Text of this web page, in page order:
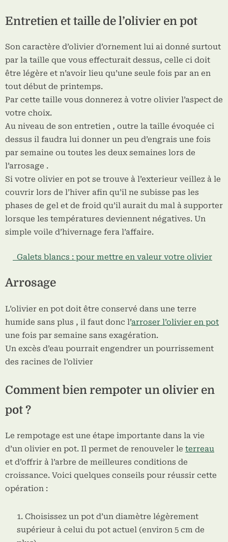
Entretien et taille de l’olivier en pot
Son caractère d’olivier d’ornement lui ai donné surtout
par la taille que vous effecturait dessus, celle ci doit
être légère et n’avoir lieu qu’une seule fois par an en
tout début de printemps.
Par cette taille vous donnerez à votre olivier l’aspect de
votre choix.
Au niveau de son entretien , outre la taille évoquée ci
dessus il faudra lui donner un peu d’engrais une fois
par semaine ou toutes les deux semaines lors de
l’arrosage .
Si votre olivier en pot se trouve à l’exterieur veillez à le
couvrir lors de l’hiver afin qu’il ne subisse pas les
phases de gel et de froid qu’il aurait du mal à supporter
lorsque les températures deviennent négatives. Un
simple voile d’hivernage fera l’affaire.
Galets blancs : pour mettre en valeur votre olivier
Arrosage
L’olivier en pot doit être conservé dans une terre
humide sans plus , il faut donc l’arroser l’olivier en pot
une fois par semaine sans exagération.
Un excès d’eau pourrait engendrer un pourrissement
des racines de l’olivier
Comment bien rempoter un olivier en
pot ?
Le rempotage est une étape importante dans la vie
d’un olivier en pot. Il permet de renouveler le terreau
et d’offrir à l’arbre de meilleures conditions de
croissance. Voici quelques conseils pour réussir cette
opération :
Choisissez un pot d’un diamètre légèrement
supérieur à celui du pot actuel (environ 5 cm de